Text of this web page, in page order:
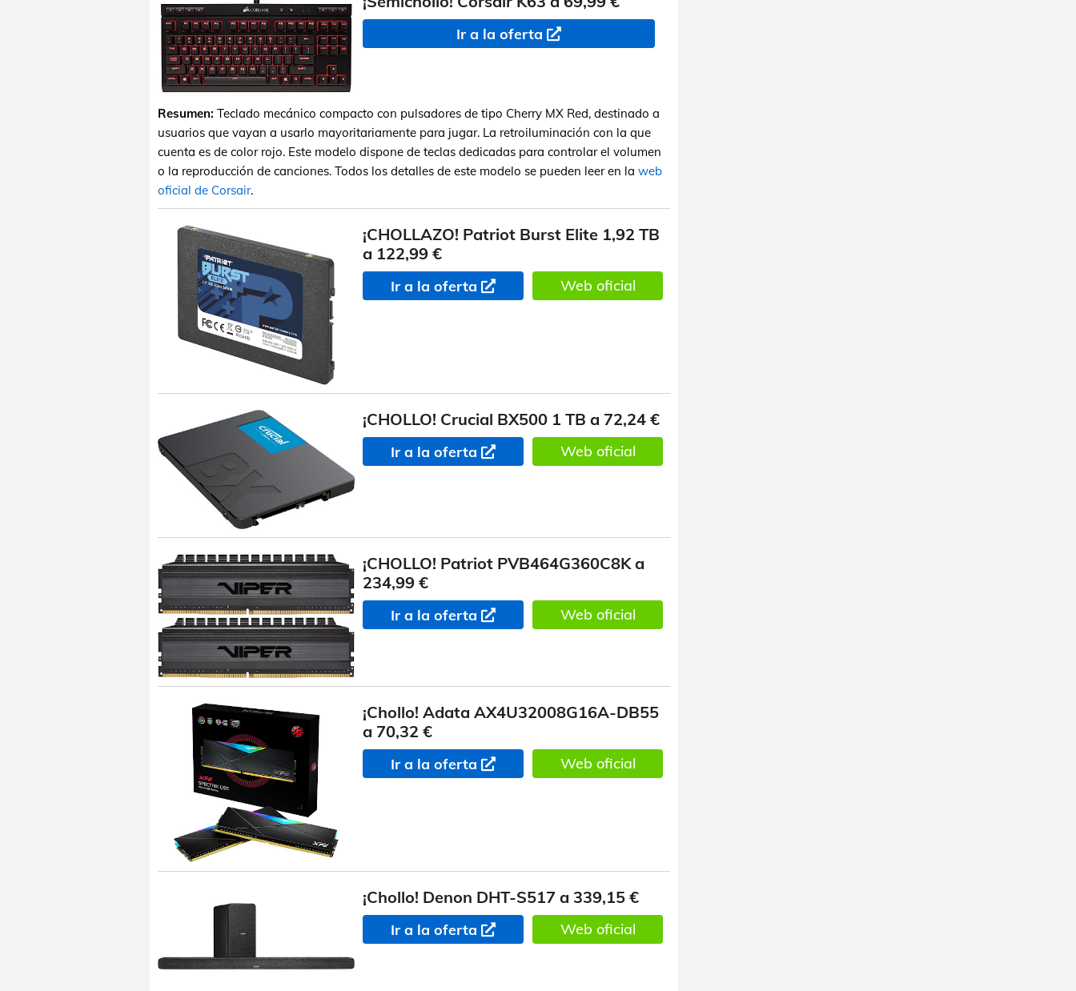
Ir a la oferta
Resumen: Teclado mecánico compacto con pulsadores de tipo Cherry MX Red, destinado a
usuarios que vayan a usarlo mayoritariamente para jugar. La retroiluminación con la que
cuenta es de color rojo. Este modelo dispone de teclas dedicadas para controlar el volumen
o la reproducción de canciones. Todos los detalles de este modelo se pueden leer en la web
oficial de Corsair.
¡CHOLLAZO! Patriot Burst Elite 1,92 TB
a 122,99 €
Ir a la oferta Web oficial
¡CHOLLO! Crucial BX500 1 TB a 72,24 €
Ir a la oferta Web oficial
¡CHOLLO! Patriot PVB464G360C8K a
234,99 €
Ir a la oferta Web oficial
¡Chollo! Adata AX4U32008G16A-DB55
a 70,32 €
Ir a la oferta Web oficial
¡Chollo! Denon DHT-S517 a 339,15 €
Ir a la oferta Web oficial